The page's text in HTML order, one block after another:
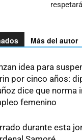
Más del autor
idea para
por cinco años:
dice que norma
femenino
durante esta